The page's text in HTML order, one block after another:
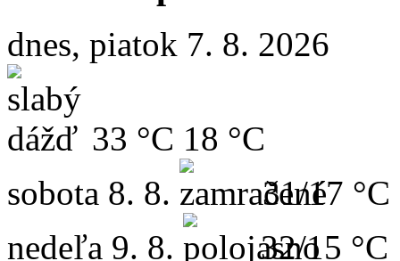
dnes, piatok 7. 8. 2026
33 °C 18 °C
sobota 8. 8.
31/17 °C
nedeľa 9. 8. 32/15 °C